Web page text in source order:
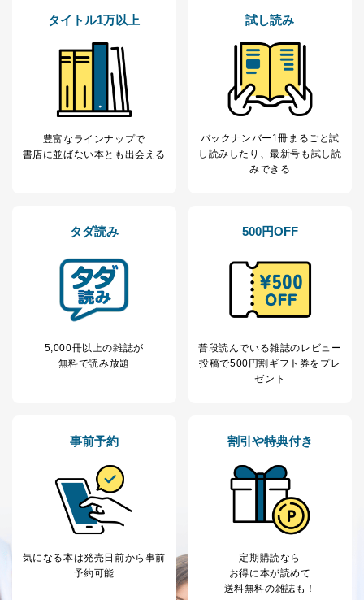
代表取締役会長 西野 伸一郎
個人情報保護管理者: 経営管理グループディレクター 前
田 嘉也
２．利用目的
当社が取り扱う開示対象個人情報の利用目的は次のとお
No
個人情報の種類 利用目的
当社の定期購読サ
ービス等をご利用
の方の個人情報
購入商品の配送のため
閲覧履歴や購買履歴等の情報を分
析して、趣味・嗜好に
応じた新商品・サービスに関する
2
当社にお問合わせ
いただいた方の個
人情報
処、オペレーター教育など応対品
質向上のため
Aサービス利用者
カスタマーQ＆Aサイトの投稿内容
ｅメール等による商品、サービ
ス、キャンペーン等の広告に関す
採用応募者の方の
個人情報
当社の従業者の個
人事、総務などの雇用管理等のた
パートナー（提携
企業）からの委託
購入商品配送のため
提携企業及びお客様がご購入され
た商品の発売元企業からのｅメー
タイトル1万以上
豊富なラインナップで
書店に並ばない本とも出会える
試し読み
バックナンバー1冊まるごと試
し読み したり、最新号も試し読
みできる
タダ読み
5,000冊以上の雑誌が
無料で読み放題
500円OFF
普段読んでいる雑誌のレビュー
投稿で500円割ギフト券をプレ
ゼント
事前予約
気になる本は発売日前から事前
予約可能
割引や特典付き
定期購読なら
お得に本が読めて
送料無料の雑誌も！